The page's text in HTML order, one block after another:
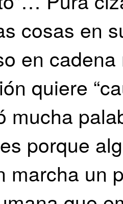
cosas en
en
quiere
mucha
porque
marcha un